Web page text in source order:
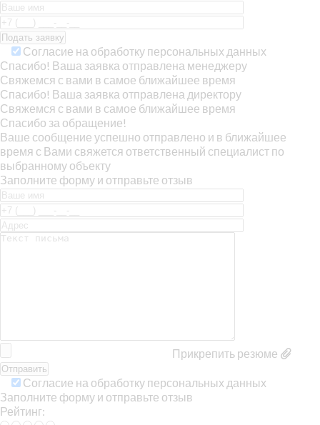
Согласие на обработку персональных данных
Спасибо! Ваша заявка отправлена менеджеру
Свяжемся с вами в самое ближайшее время
Спасибо! Ваша заявка отправлена директору
Свяжемся с вами в самое ближайшее время
Спасибо за обращение!
Ваше сообщение успешно отправлено и в ближайшее
время с Вами свяжется ответственный специалист по
выбранному объекту
Заполните форму и отправьте отзыв
Прикрепить резюме
Согласие на обработку персональных данных
Заполните форму и отправьте отзыв
Рейтинг: